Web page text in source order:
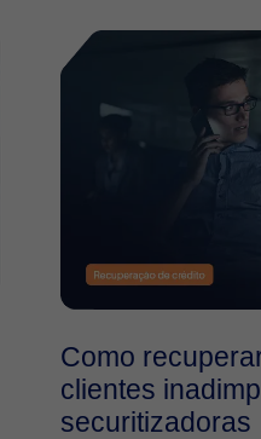
Como
clientes
securitizadoras